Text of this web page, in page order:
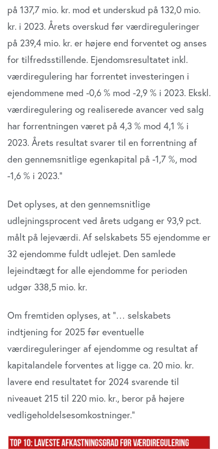
på 137,7 mio. kr. mod et underskud på 132,0 mio.
kr. i 2023. Årets overskud før værdireguleringer
på 239,4 mio. kr. er højere end forventet og anses
for tilfredsstillende. Ejendomsresultatet inkl.
værdiregulering har forrentet investeringen i
ejendommene med -0,6 % mod -2,9 % i 2023. Ekskl.
værdiregulering og realiserede avancer ved salg
har forrentningen været på 4,3 % mod 4,1 % i
2023. Årets resultat svarer til en forrentning af
den gennemsnitlige egenkapital på -1,7 %, mod
-1,6 % i 2023.”
Det oplyses, at den gennemsnitlige
udlejningsprocent ved årets udgang er 93,9 pct.
målt på lejeværdi. Af selskabets 55 ejendomme er
32 ejendomme fuldt udlejet. Den samlede
lejeindtægt for alle ejendomme for perioden
udgør 338,5 mio. kr.
Om fremtiden oplyses, at ”… selskabets
indtjening for 2025 før eventuelle
værdireguleringer af ejendomme og resultat af
kapitalandele forventes at ligge ca. 20 mio. kr.
lavere end resultatet for 2024 svarende til
niveauet 215 til 220 mio. kr., beror på højere
vedligeholdelsesomkostninger.”